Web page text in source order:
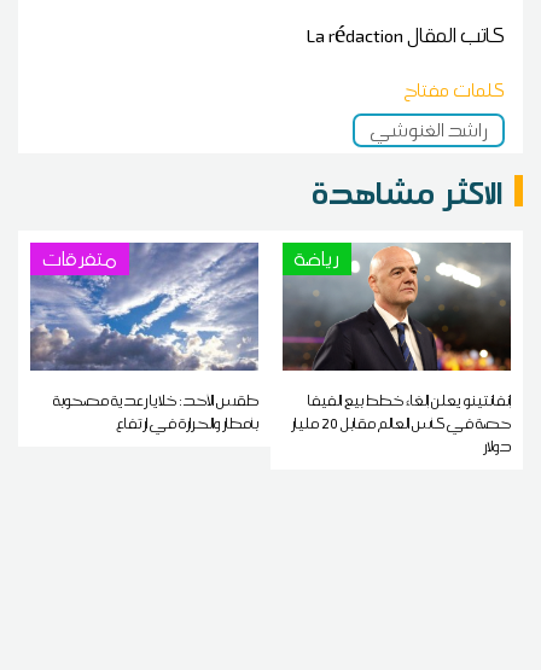
كاتب المقالLa rédaction
كلمات مفتاح
راشد الغنوشي
الاكثر مشاهدة
رياضة
إنفانتينو يعلن إلغاء خطط بيع الفيفا
حصة في كأس العالم مقابل 20 مليار
دولار
متفرقات
طقس الأحد: خلايا رعدية مصحوبة
بأمطار والحرارة في ارتفاع